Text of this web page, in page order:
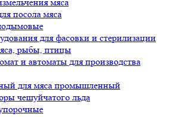
посола мяса
для фасовки и стерилизации
рыбы, птицы
и автоматы для производства
для мяса промышленный
чешуйчатого льда